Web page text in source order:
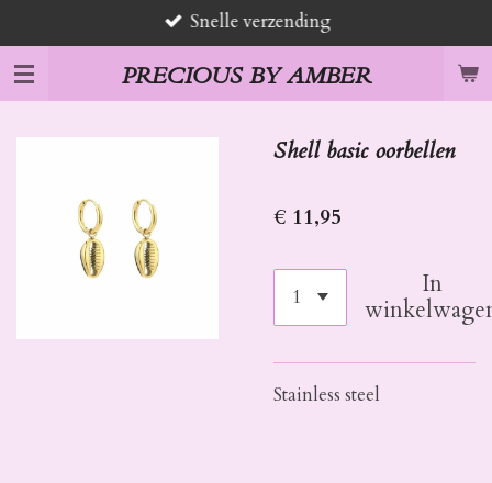
direct
naar
de
hoofdinhoud
PRECIOUS BY AMBER
Snelle verzending
Shell basic oorbellen
€ 11,95
In
Stainless steel